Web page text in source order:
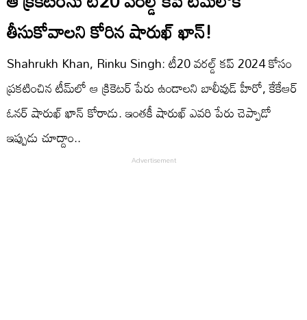
తీసుకోవాలని కోరిన షారుఖ్‌ ఖాన్‌!
Shahrukh Khan, Rinku Singh: టీ20 వరల్డ్‌ కప్‌ 2024 కోసం
ప్రకటించిన టీమ్‌లో ఆ క్రికెటర్‌ పేరు ఉండాలని బాలీవుడ్‌ హీరో, కేకేఆర్‌
ఓనర్‌ షారుఖ్‌ ఖాన్‌ కోరాడు. ఇంతకీ షారుఖ్‌ ఎవరి పేరు చెప్పాడో
ఇప్పుడు చూద్దాం..